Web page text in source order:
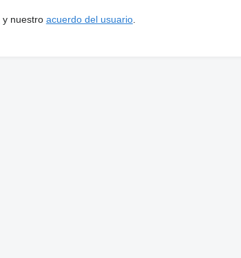
y nuestro acuerdo del usuario.